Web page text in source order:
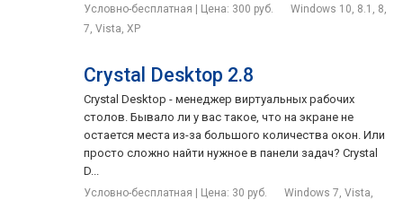
Условно-бесплатная | Цена: 300 руб.
Windows 10, 8.1, 8,
7, Vista, XP
Crystal Desktop 2.8
Crystal Desktop - менеджер виртуальных рабочих
столов. Бывало ли у вас такое, что на экране не
остается места из-за большого количества окон. Или
просто сложно найти нужное в панели задач? Crystal
D...
Условно-бесплатная | Цена: 30 руб.
Windows 7, Vista,